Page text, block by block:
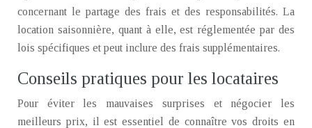
concernant le partage des frais et des responsabilités. La
location saisonnière, quant à elle, est réglementée par des
lois spécifiques et peut inclure des frais supplémentaires.
Conseils pratiques pour les locataires
Pour éviter les mauvaises surprises et négocier les
meilleurs prix, il est essentiel de connaître vos droits en